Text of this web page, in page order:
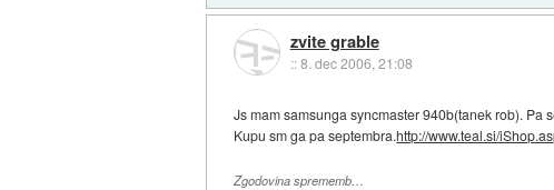
zvite grable
::8. dec 2006, 21:08
Js mam samsunga syncmaster 940b(tanek rob). Pa
Kupu sm ga pa septembra.http://www.teal.si/
Zgodovina sprememb…